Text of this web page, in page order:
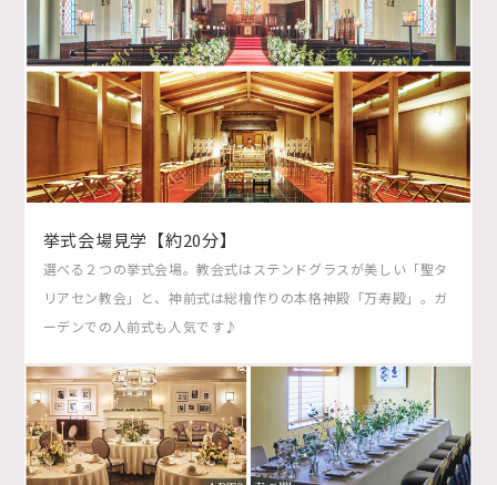
挙式会場見学【約20分】
選べる２つの挙式会場。教会式はステンドグラスが美しい「聖タ
リアセン教会」と、神前式は総檜作りの本格神殿「万寿殿」。ガ
ーデンでの人前式も人気です♪